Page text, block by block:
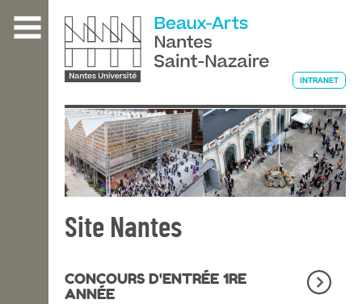
contenu
L'ÉCOLE
ENSEIGNEMENT
INTERNATIONAL
INTRANET
Site Nantes
CONCOURS D'ENTRÉE 1RE
ANNÉE